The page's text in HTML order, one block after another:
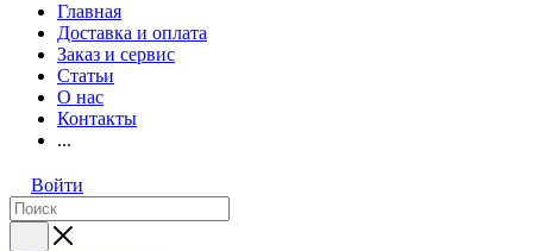
Главная
Доставка и оплата
Заказ и сервис
Статьи
О нас
Контакты
...
Войти